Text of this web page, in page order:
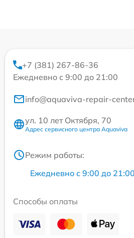
+7 (381) 267-86-36
Ежедневно с 9:00 до 21:00
info@aquaviva-repair-
ул. 10 лет Октября, 70
Адрес сервисного центра Aquaviva
Режим работы:
Ежедневно с 9:00 до 21:00
Способы оплаты